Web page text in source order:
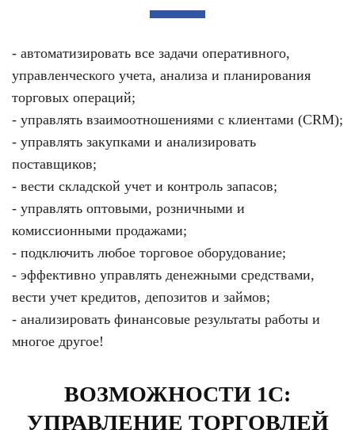
- автоматизировать все задачи оперативного,
управленческого учета, анализа и планирования
торговых операций;
- управлять взаимоотношениями с клиентами (CRM);
- управлять закупками и анализировать
поставщиков;
- вести складской учет и контроль запасов;
- управлять оптовыми, розничными и
комиссионными продажами;
- подключить любое торговое оборудование;
- эффективно управлять денежными средствами,
вести учет кредитов, депозитов и займов;
- анализировать финансовые результаты работы и
многое другое!
ВОЗМОЖНОСТИ 1С:
УПРАВЛЕНИЕ ТОРГОВЛЕЙ